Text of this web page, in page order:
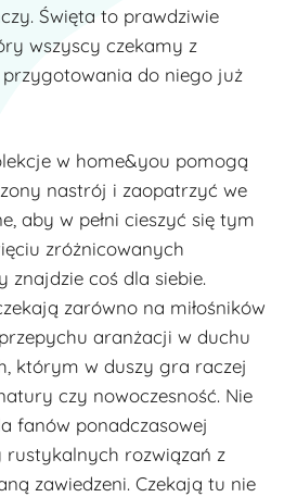
Święta to prawdziwie
wszyscy czekamy z
do niego już
w home&you pomogą
nastrój i zaopatrzyć we
aby w pełni cieszyć się tym
zróżnicowanych
znajdzie coś dla siebie.
zarówno na miłośników
aranżacji w duchu
którym w duszy gra raczej
czy nowoczesność. Nie
fanów ponadczasowej
rustykalnych rozwiązań z
zawiedzeni. Czekają tu nie